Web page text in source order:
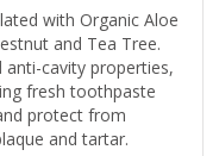
with Organic Aloe
and Tea Tree.
cavity properties,
fresh toothpaste
protect from
and tartar.